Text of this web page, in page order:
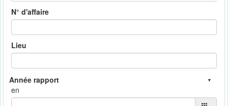
N° d'affaire
Lieu
en